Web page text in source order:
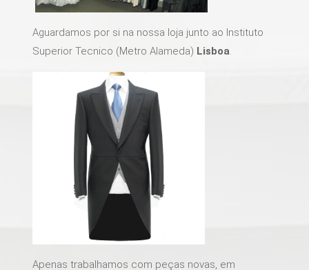
Aguardamos por si na nossa loja junto ao Instituto
Superior Tecnico (Metro Alameda) Lisboa.
Apenas trabalhamos com peças novas, em